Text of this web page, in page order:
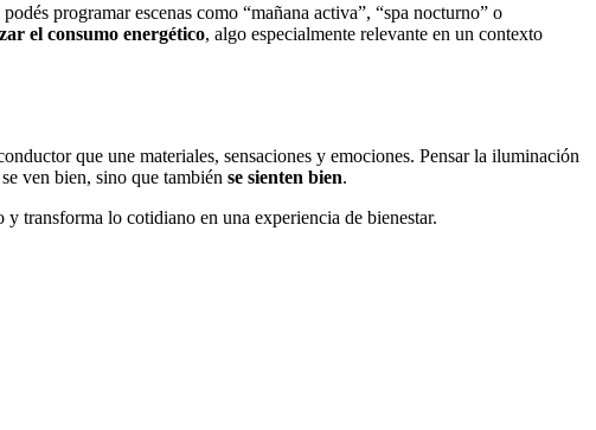
podés programar escenas como “mañana activa”, “spa nocturno” o
el consumo energético, algo especialmente relevante en un contexto
que une materiales, sensaciones y emociones. Pensar la iluminación
ven bien, sino que también se sienten bien.
transforma lo cotidiano en una experiencia de bienestar.